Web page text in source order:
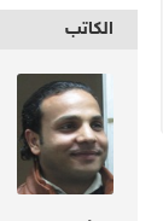
الكاتب